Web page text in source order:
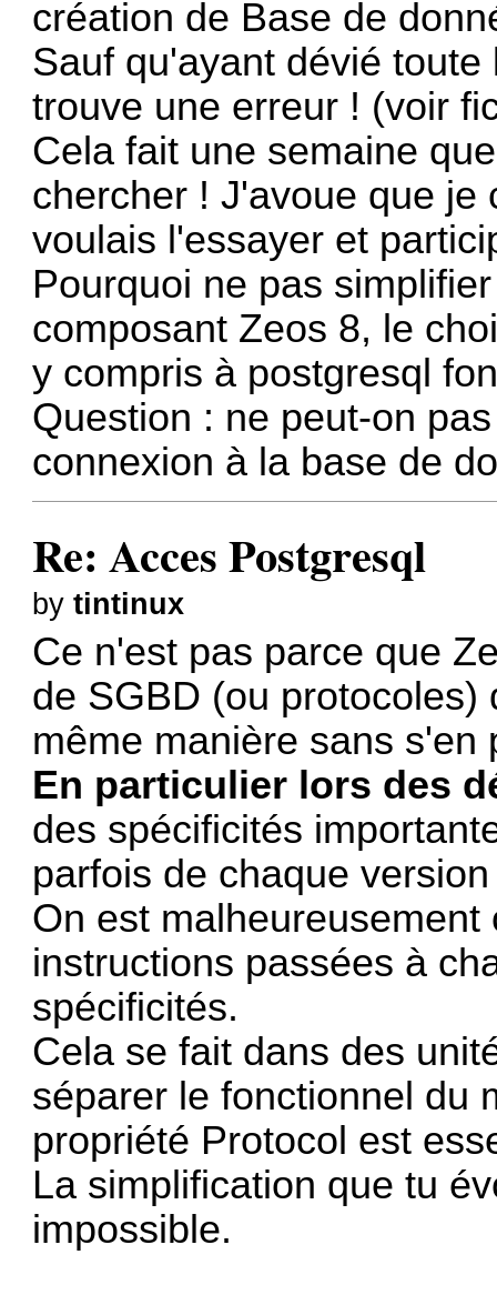
création de Base de
Sauf qu'ayant dévié
trouve une erreur ! (voir
Cela fait une semaine
chercher ! J'avoue que je
voulais l'essayer et
Pourquoi ne pas
composant Zeos 8, le
y compris à postgresql
Question : ne peut-on
connexion à la base de
Re: Acces Postgresql
bytintinux
Ce n'est pas parce que
de SGBD (ou
même manière sans s'en
En particulier lors des
des spécificités
parfois de chaque
On est
instructions passées à
spécificités.
Cela se fait dans des
séparer le fonctionnel du
propriété Protocol est
La simplification que tu
impossible.